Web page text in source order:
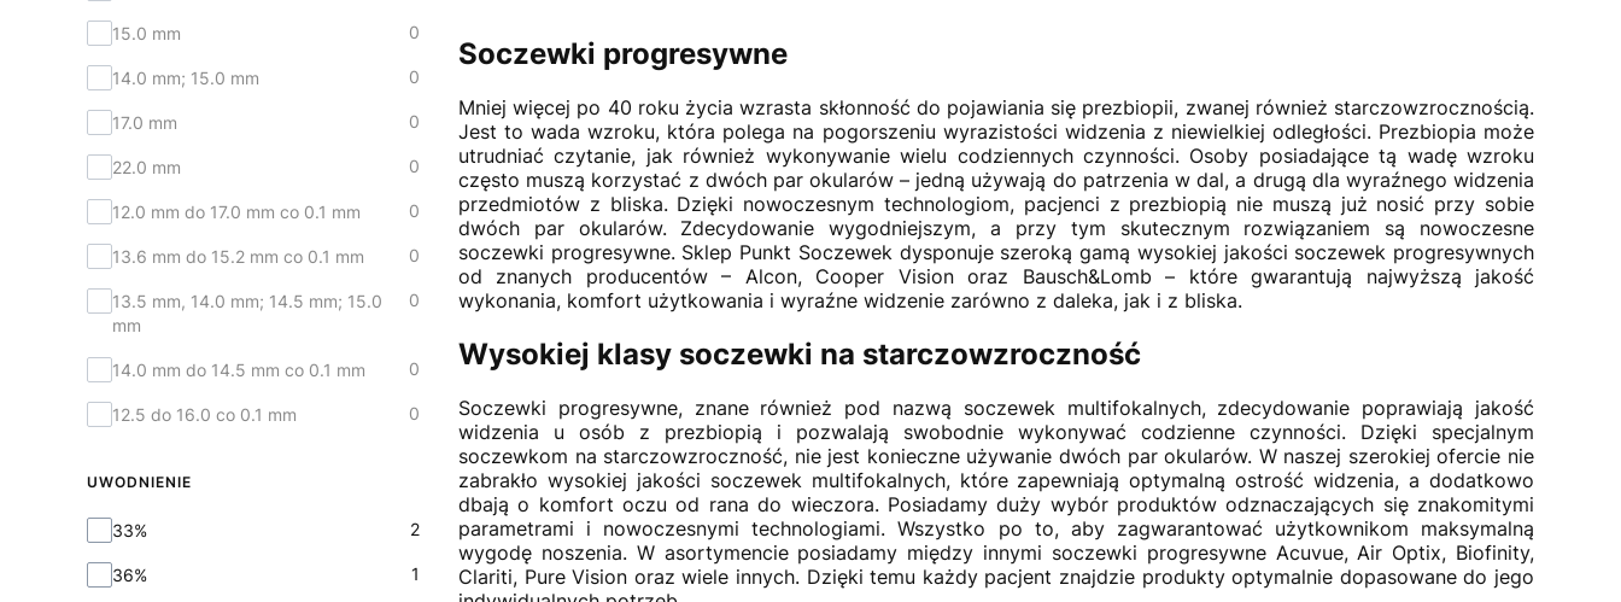
15.0 mm 0
14.0 mm; 15.0 mm 0
17.0 mm 0
22.0 mm 0
12.0 mm do 17.0 mm co 0.1 mm 0
13.6 mm do 15.2 mm co 0.1 mm 0
13.5 mm, 14.0 mm; 14.5 mm; 15.0
mm
0
14.0 mm do 14.5 mm co 0.1 mm 0
12.5 do 16.0 co 0.1 mm 0
UWODNIENIE
Uwodnienie
33% 2
36% 1
Soczewki progresywne
Mniej więcej po 40 roku życia wzrasta skłonność do pojawiania się prezbiopii, zwanej również starczowzrocznością.
Jest to wada wzroku, która polega na pogorszeniu wyrazistości widzenia z niewielkiej odległości. Prezbiopia może
utrudniać czytanie, jak również wykonywanie wielu codziennych czynności. Osoby posiadające tą wadę wzroku
często muszą korzystać z dwóch par okularów – jedną używają do patrzenia w dal, a drugą dla wyraźnego widzenia
przedmiotów z bliska. Dzięki nowoczesnym technologiom, pacjenci z prezbiopią nie muszą już nosić przy sobie
dwóch par okularów. Zdecydowanie wygodniejszym, a przy tym skutecznym rozwiązaniem są nowoczesne
soczewki progresywne. Sklep Punkt Soczewek dysponuje szeroką gamą wysokiej jakości soczewek progresywnych
od znanych producentów – Alcon, Cooper Vision oraz Bausch&Lomb – które gwarantują najwyższą jakość
wykonania, komfort użytkowania i wyraźne widzenie zarówno z daleka, jak i z bliska.
Wysokiej klasy soczewki na starczowzroczność
Soczewki progresywne, znane również pod nazwą soczewek multifokalnych, zdecydowanie poprawiają jakość
widzenia u osób z prezbiopią i pozwalają swobodnie wykonywać codzienne czynności. Dzięki specjalnym
soczewkom na starczowzroczność, nie jest konieczne używanie dwóch par okularów. W naszej szerokiej ofercie nie
zabrakło wysokiej jakości soczewek multifokalnych, które zapewniają optymalną ostrość widzenia, a dodatkowo
dbają o komfort oczu od rana do wieczora. Posiadamy duży wybór produktów odznaczających się znakomitymi
parametrami i nowoczesnymi technologiami. Wszystko po to, aby zagwarantować użytkownikom maksymalną
wygodę noszenia. W asortymencie posiadamy między innymi soczewki progresywne Acuvue, Air Optix, Biofinity,
Clariti, Pure Vision oraz wiele innych. Dzięki temu każdy pacjent znajdzie produkty optymalnie dopasowane do jego